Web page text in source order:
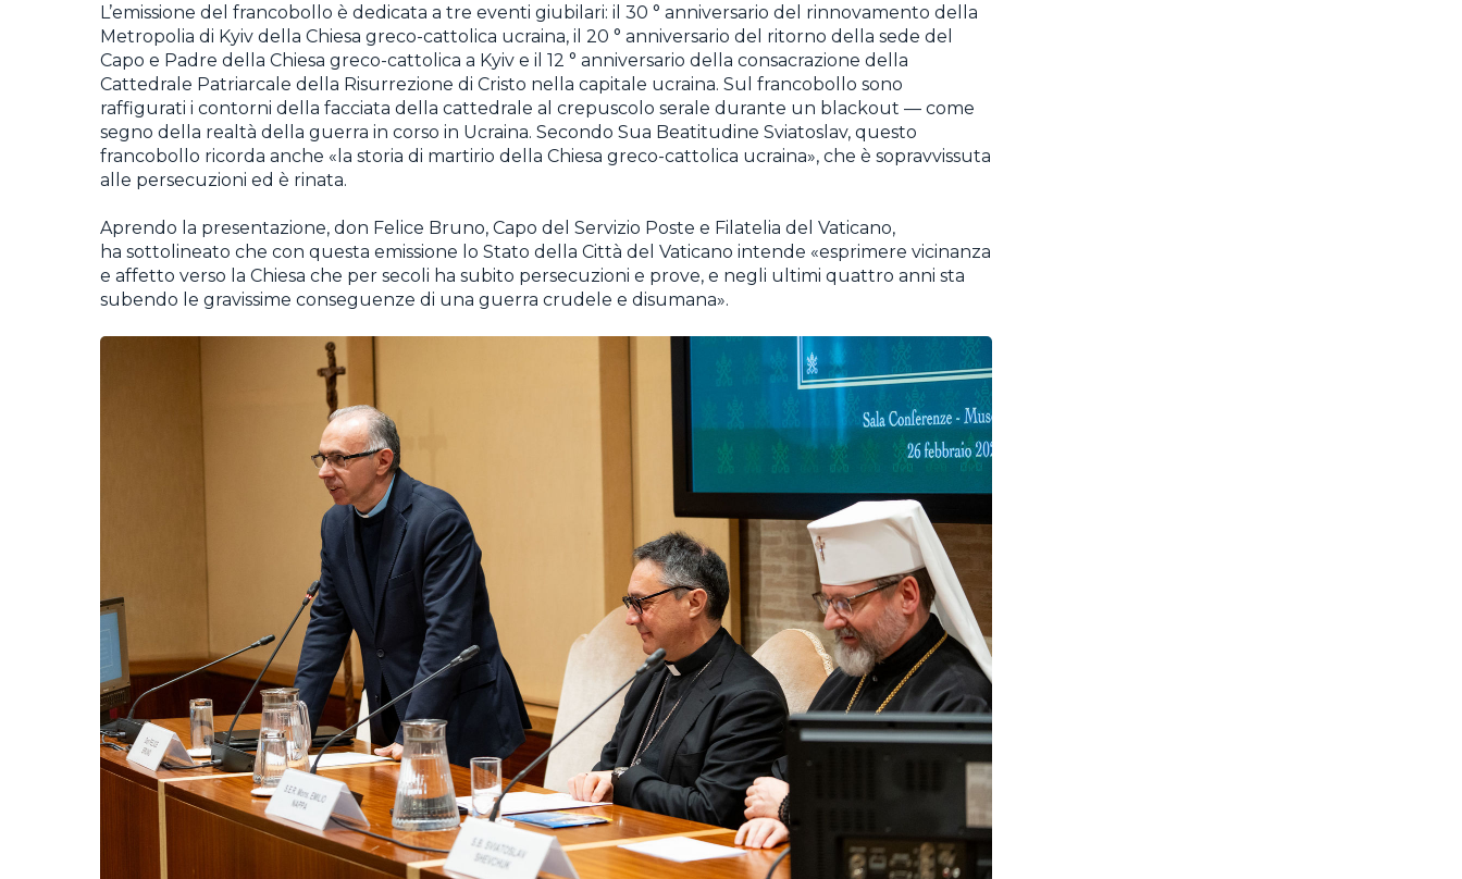
L’emissione del francobollo è dedicata a tre eventi giubilari: il 30 ° anniversario del rinnovamento della
Metropolia di Kyiv della Chiesa greco-cattolica ucraina, il 20 ° anniversario del ritorno della sede del
Capo e Padre della Chiesa greco-cattolica a Kyiv e il 12 ° anniversario della consacrazione della
Cattedrale Patriarcale della Risurrezione di Cristo nella capitale ucraina. Sul francobollo sono
raffigurati i contorni della facciata della cattedrale al crepuscolo serale durante un blackout — come
segno della realtà della guerra in corso in Ucraina. Secondo Sua Beatitudine Sviatoslav, questo
francobollo ricorda anche «la storia di martirio della Chiesa greco-cattolica ucraina», che è sopravvissuta
alle persecuzioni ed è rinata.
Aprendo la presentazione, don Felice Bruno, Capo del Servizio Poste e Filatelia del Vaticano,
ha sottolineato che con questa emissione lo Stato della Città del Vaticano intende «esprimere vicinanza
e affetto verso la Chiesa che per secoli ha subito persecuzioni e prove, e negli ultimi quattro anni sta
subendo le gravissime conseguenze di una guerra crudele e disumana».